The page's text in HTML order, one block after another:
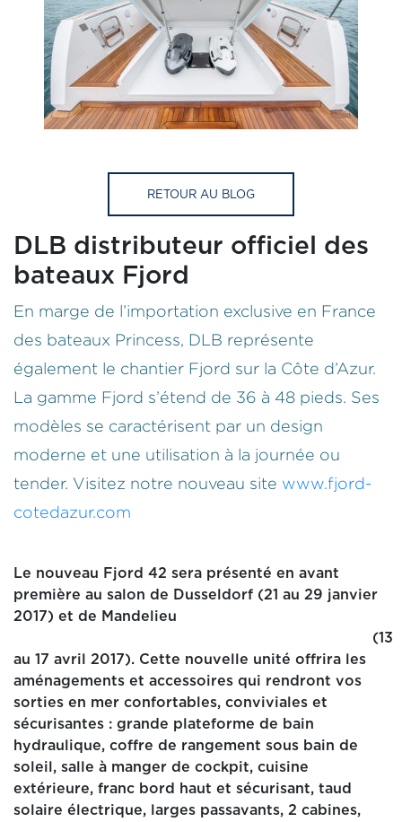
RETOUR AU BLOG
DLB distributeur officiel des
bateaux Fjord
En marge de l’importation exclusive en France
des bateaux Princess, DLB représente
également le chantier Fjord sur la Côte d’Azur.
La gamme Fjord s’étend de 36 à 48 pieds. Ses
modèles se caractérisent par un design
moderne et une utilisation à la journée ou
tender. Visitez notre nouveau site www.fjord-
cotedazur.com
Le nouveau Fjord 42 sera présenté en avant
première au salon de Dusseldorf (21 au 29 janvier
2017) et de Mandelieu
(13
au 17 avril 2017). Cette nouvelle unité offrira les
aménagements et accessoires qui rendront vos
sorties en mer confortables, conviviales et
sécurisantes : grande plateforme de bain
hydraulique, coffre de rangement sous bain de
soleil, salle à manger de cockpit, cuisine
extérieure, franc bord haut et sécurisant, taud
solaire électrique, larges passavants, 2 cabines,